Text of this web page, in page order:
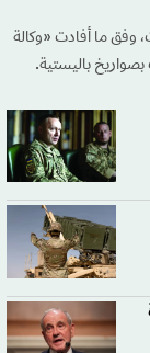
وفق ما أفادت «وكالة
باليستية.